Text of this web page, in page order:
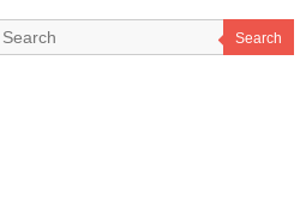
Search